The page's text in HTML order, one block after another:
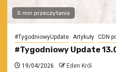
5 min przeczytania
#TygodniowyUpdate Artykuły CDN
#Tygodniowy Update
19/04/2026 Eden Król